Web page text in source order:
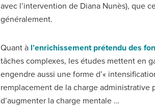
avec l’intervention de Diana Nunès), que
généralement.
Quant à l’enrichissement prétendu des
tâches complexes, les études mettent en
engendre aussi une forme d’«
remplacement de la charge
d’augmenter la charge mentale …